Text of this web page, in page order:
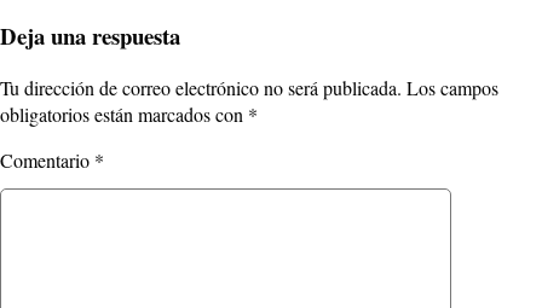
Deja una respuesta
Tu dirección de correo electrónico no será publicada. Los campos
obligatorios están marcados con *
Comentario *